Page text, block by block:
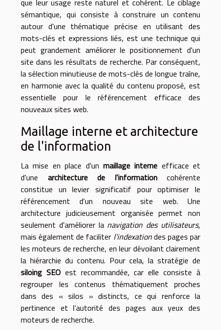
sémantique, qui consiste à construire un contenu
autour d'une thématique précise en utilisant des
mots-clés et expressions liés, est une technique qui
peut grandement améliorer le positionnement d'un
site dans les résultats de recherche. Par conséquent,
la sélection minutieuse de mots-clés de longue traîne,
en harmonie avec la qualité du contenu proposé, est
essentielle pour le référencement efficace des
nouveaux sites web.
Maillage interne et architecture
de l'information
La mise en place d'un maillage interne efficace et
d'une architecture de l'informationcohérente
constitue un levier significatif pour optimiser le
référencement d'un nouveau site web. Une
architecture judicieusement organisée permet non
seulement d'améliorer la navigation des utilisateurs,
mais également de faciliter l'indexationdes pages par
les moteurs de recherche, en leur dévoilant clairement
la hiérarchie du contenu. Pour cela, la stratégie de
siloing SEOest recommandée, car elle consiste à
regrouper les contenus thématiquement proches
dans des « silos » distincts, ce qui renforce la
pertinence et l’autorité des pages aux yeux des
moteurs de recherche.